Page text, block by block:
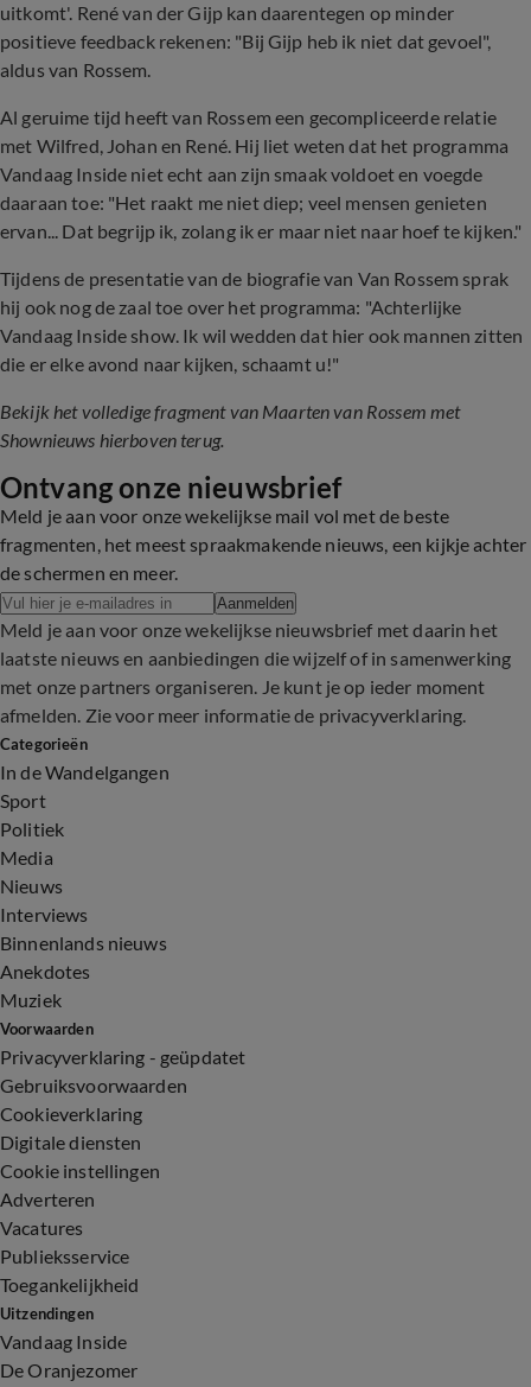
uitkomt'. René van der Gijp kan daarentegen op minder
positieve feedback rekenen: "Bij Gijp heb ik niet dat gevoel",
aldus van Rossem.
Al geruime tijd heeft van Rossem een gecompliceerde relatie
met Wilfred, Johan en René. Hij liet weten dat het programma
Vandaag Inside niet echt aan zijn smaak voldoet en voegde
daaraan toe: "Het raakt me niet diep; veel mensen genieten
ervan... Dat begrijp ik, zolang ik er maar niet naar hoef te kijken."
Tijdens de presentatie van de biografie van Van Rossem sprak
hij ook nog de zaal toe over het programma: "Achterlijke
Vandaag Inside show. Ik wil wedden dat hier ook mannen zitten
die er elke avond naar kijken, schaamt u!"
Bekijk het volledige fragment van Maarten van Rossem met
Shownieuws hierboven terug.
Ontvang onze nieuwsbrief
Meld je aan voor onze wekelijkse mail vol met de beste
fragmenten, het meest spraakmakende nieuws, een kijkje achter
de schermen en meer.
Aanmelden
Meld je aan voor onze wekelijkse nieuwsbrief met daarin het
laatste nieuws en aanbiedingen die wijzelf of in samenwerking
met onze partners organiseren. Je kunt je op ieder moment
afmelden. Zie voor meer informatie de privacyverklaring.
Categorieën
In de Wandelgangen
Sport
Politiek
Media
Nieuws
Interviews
Binnenlands nieuws
Anekdotes
Muziek
Voorwaarden
Privacyverklaring - geüpdatet
Gebruiksvoorwaarden
Cookieverklaring
Digitale diensten
Cookie instellingen
Adverteren
Vacatures
Publieksservice
Toegankelijkheid
Uitzendingen
Vandaag Inside
De Oranjezomer